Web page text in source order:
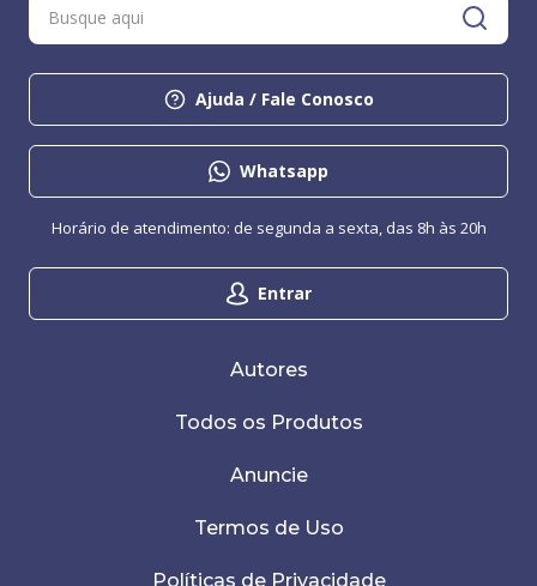
Ajuda / Fale Conosco
Whatsapp
Entrar
Horário de atendimento: de segunda a sexta, das 8h às 20h
Autores
Todos os Produtos
Anuncie
Termos de Uso
Políticas de Privacidade